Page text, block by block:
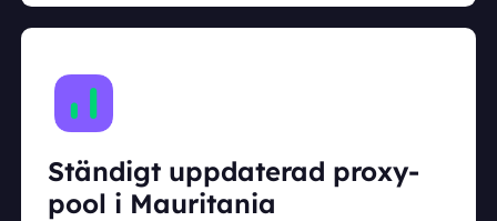
Ständigt uppdaterad proxy-
pool i Mauritania